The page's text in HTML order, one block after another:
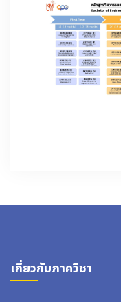
เกี่ยวกับภาควิชา